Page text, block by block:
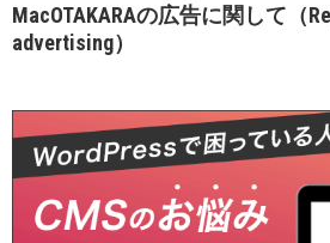
MacOTAKARAの広告に関して（
advertising）